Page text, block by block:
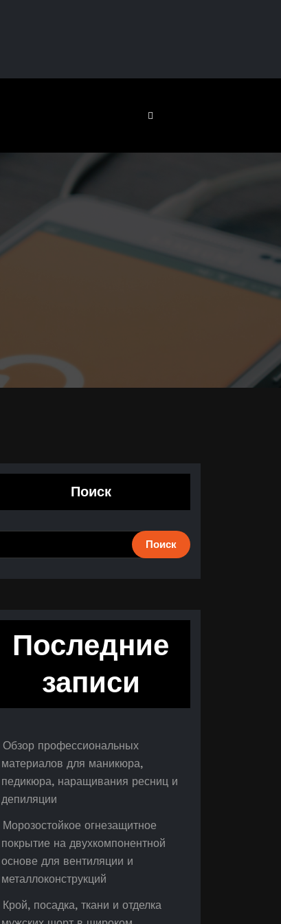
Поиск
Поиск
Последние
записи
Обзор профессиональных
материалов для маникюра,
педикюра, наращивания ресниц и
депиляции
Морозостойкое огнезащитное
покрытие на двухкомпонентной
основе для вентиляции и
металлоконструкций
Крой, посадка, ткани и отделка